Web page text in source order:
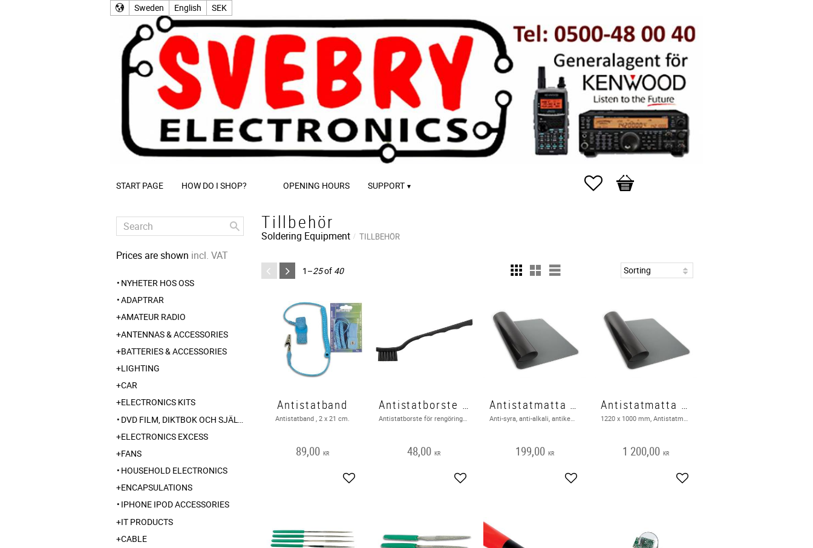
Sweden English SEK
START PAGE HOW DO I SHOP? OPENING HOURS SUPPORT Favorites
Basket
Tillbehör
Soldering Equipment TILLBEHÖR
1–25of 40
Antistatband
Antistatband , 2 x 21 cm.
89,00 KR
Add to favorites
Antistatborste Rengöringsborste av finkänslig elektronik EDS
Antistatborste för rengöring och tillverkning av elektronik och statiska laddningskänsliga produkter.
48,00 KR
Add to favorites
Antistatmatta av vinyl
Anti-syra, anti-alkali, antikemiskt flöde Slitstark och reptålig, motstånd mot hög och låg temperatur
199,00 KR
Add to favorites
Antistatmatta av vinyl 1220 x 1000 mm, grå
1220 x 1000 mm, Antistatmatta . Utgående produkt hos leverantör
1 200,00 KR
Add to favorites
Prices are shown incl. VAT
NYHETER HOS OSS
ADAPTRAR
AMATEUR RADIO
ANTENNAS & ACCESSORIES
BATTERIES & ACCESSORIES
LIGHTING
CAR
ELECTRONICS KITS
DVD FILM, DIKTBOK OCH SJÄLVBIOGRAFI FRÅN SKARABORG
ELECTRONICS EXCESS
FANS
HOUSEHOLD ELECTRONICS
ENCAPSULATIONS
IPHONE IPOD ACCESSORIES
IT PRODUCTS
CABLE